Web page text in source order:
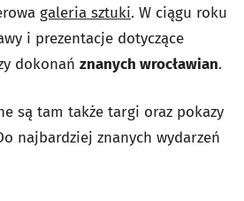
galeria sztuki. W ciągu roku
i prezentacje dotyczące
dokonań znanych wrocławian.
są tam także targi oraz pokazy
najbardziej znanych wydarzeń